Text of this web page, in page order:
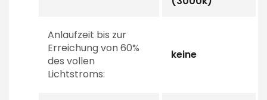
Anlaufzeit bis zur
Erreichung von 60%
des vollen
Lichtstroms:
keine